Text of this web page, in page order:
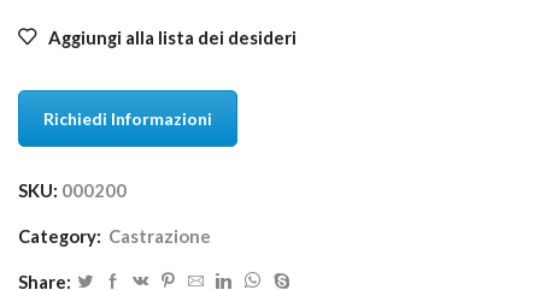
Aggiungi alla lista dei desideri
Richiedi Informazioni
SKU: 000200
Category: Castrazione
Share: